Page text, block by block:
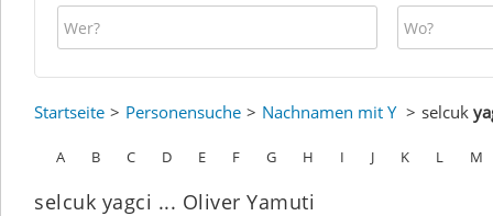
Startseite Personensuche Nachnamen mit Y selcuk
A B C D E F G H I J K L M
selcuk yagci ... Oliver Yamuti